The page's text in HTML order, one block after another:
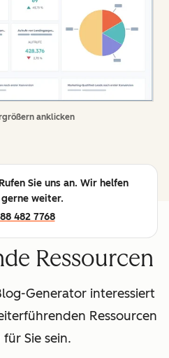
anklicken
Sie uns an. Wir helfen
gerne weiter.
482 7768
Ressourcen
Generator interessiert
Ressourcen
Sie sein.